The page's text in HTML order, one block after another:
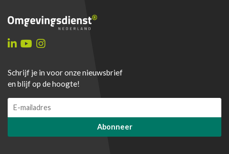
Schrijf je in voor onze nieuwsbrief
en blijf op de hoogte!
E
m
Abonneer